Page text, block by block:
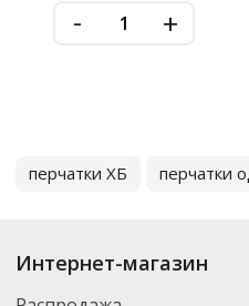
- +
перчатки ХБ перчатки
Интернет-магазин